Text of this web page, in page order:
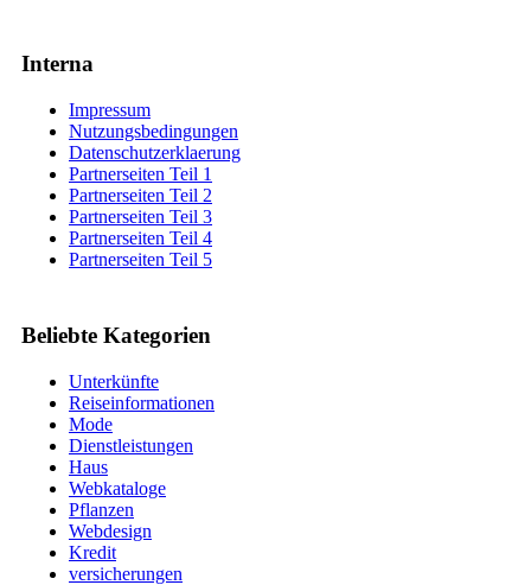
Beliebte Kategorien
Unterkünfte
Reiseinformationen
Mode
Dienstleistungen
Haus
Webkataloge
Pflanzen
Webdesign
Kredit
versicherungen
Interna
Impressum
Nutzungsbedingungen
Datenschutzerklaerung
Partnerseiten Teil 1
Partnerseiten Teil 2
Partnerseiten Teil 3
Partnerseiten Teil 4
Partnerseiten Teil 5